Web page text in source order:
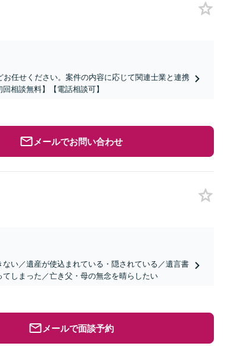
任せください。案件の内容に応じて関連士業と連携
相談無料】【電話相談可】
メールでお問い合わせ
い／遺産が使込まれている・隠されている／遺言書
しまった／亡き父・母の無念を晴らしたい
メールで面談予約